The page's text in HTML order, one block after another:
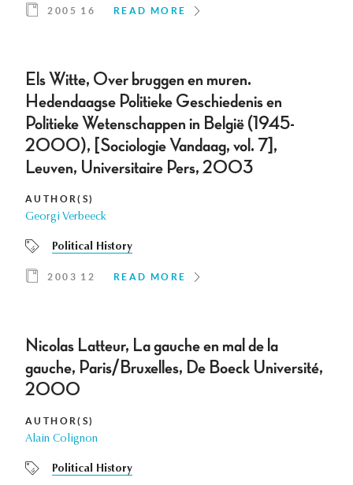
2005 16 READ MORE
Els Witte, Over bruggen en muren.
Hedendaagse Politieke Geschiedenis en
Politieke Wetenschappen in België (1945-
2000), [Sociologie Vandaag, vol. 7],
Leuven, Universitaire Pers, 2003
AUTHOR(S)
Georgi Verbeeck
Political History
2003 12 READ MORE
Nicolas Latteur, La gauche en mal de la
gauche, Paris/Bruxelles, De Boeck Université,
2000
AUTHOR(S)
Alain Colignon
Political History